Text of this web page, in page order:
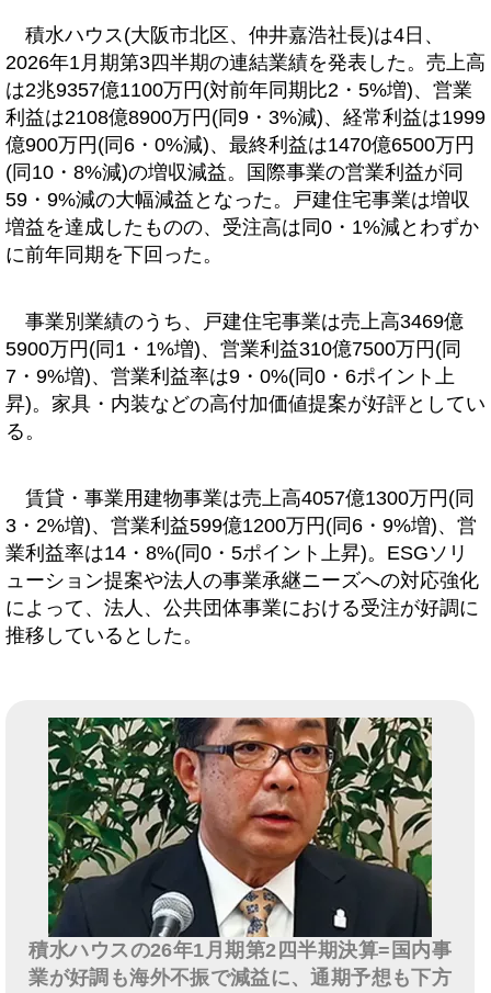
積水ハウス(大阪市北区、仲井嘉浩社長)は4日、
2026年1月期第3四半期の連結業績を発表した。売上高
は2兆9357億1100万円(対前年同期比2・5%増)、営業
利益は2108億8900万円(同9・3%減)、経常利益は1999
億900万円(同6・0%減)、最終利益は1470億6500万円
(同10・8%減)の増収減益。国際事業の営業利益が同
59・9%減の大幅減益となった。戸建住宅事業は増収
増益を達成したものの、受注高は同0・1%減とわずか
に前年同期を下回った。
事業別業績のうち、戸建住宅事業は売上高3469億
5900万円(同1・1%増)、営業利益310億7500万円(同
7・9%増)、営業利益率は9・0%(同0・6ポイント上
昇)。家具・内装などの高付加価値提案が好評としてい
る。
賃貸・事業用建物事業は売上高4057億1300万円(同
3・2%増)、営業利益599億1200万円(同6・9%増)、営
業利益率は14・8%(同0・5ポイント上昇)。ESGソリ
ューション提案や法人の事業承継ニーズへの対応強化
によって、法人、公共団体事業における受注が好調に
推移しているとした。
積水ハウスの26年1月期第2四半期決算=国内事
業が好調も海外不振で減益に、通期予想も下方